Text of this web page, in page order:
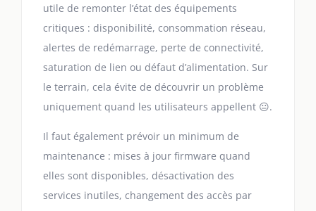
utile de remonter l’état des équipements
critiques : disponibilité, consommation réseau,
alertes de redémarrage, perte de connectivité,
saturation de lien ou défaut d’alimentation. Sur
le terrain, cela évite de découvrir un problème
uniquement quand les utilisateurs appellent 😐.
Il faut également prévoir un minimum de
maintenance : mises à jour firmware quand
elles sont disponibles, désactivation des
services inutiles, changement des accès par